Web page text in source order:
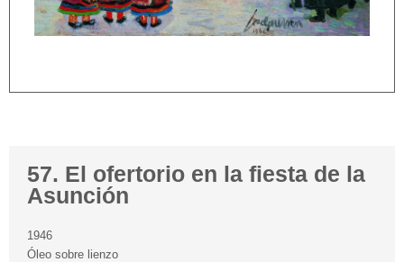
57. El ofertorio en la fiesta de la
Asunción
1946
Óleo sobre lienzo